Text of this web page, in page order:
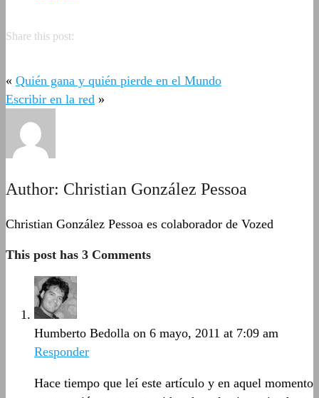
Share this post:
« Quién gana y quién pierde en el Mundo
Escribir en la red »
Author: Christian González Pessoa
Christian González Pessoa es colaborador de Vozed
This post has 3 Comments
Humberto Bedolla on 6 mayo, 2011 at 7:09 am
Responder
Hace tiempo que leí este artículo y en aquel momento